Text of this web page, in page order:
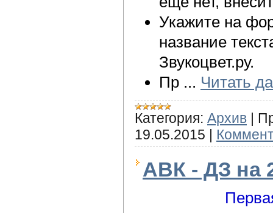
Укажите на
название
Звукоцвет.ру.
Пр ... Читать
Категория: Архив |
19.05.2015 |
АВК - ДЗ на